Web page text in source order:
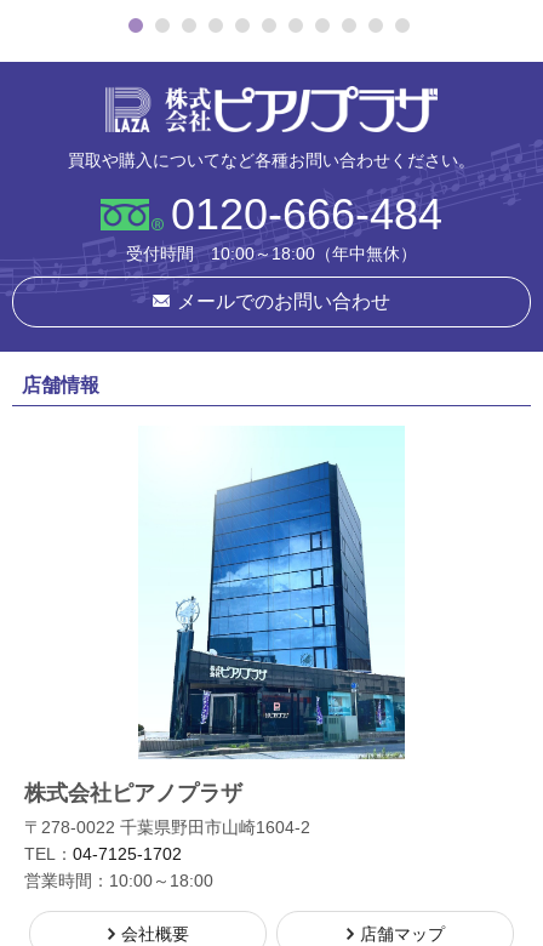
買取や購入についてなど各種お問い合わせください。
0120-666-484
受付時間 10:00～18:00（年中無休）
メールでのお問い合わせ
店舗情報
株式会社ピアノプラザ
〒278-0022 千葉県野田市山崎1604-2
TEL： 04-7125-1702
営業時間：10:00～18:00
会社概要 店舗マップ